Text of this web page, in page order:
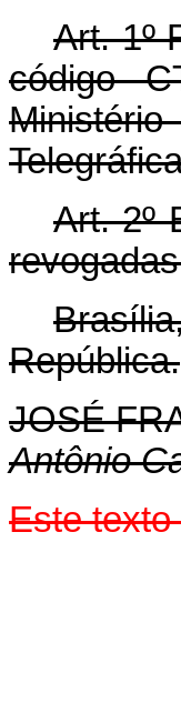
Art. 1º
código
Art. 2º
República.
JOSÉ
Antônio
Este texto